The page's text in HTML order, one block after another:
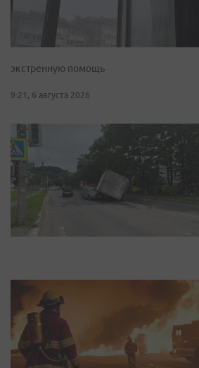
экстренную помощь
9:21, 6 августа 2026